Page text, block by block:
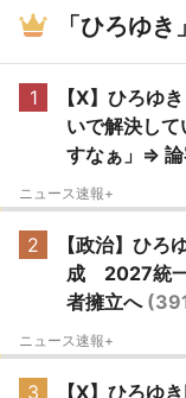
「ひろゆ
1
【X】ひろゆ
いで解決し
すなぁ」⇒ 論
ニュース速報+
2
【政治】ひろ
成 2027統一
者擁立へ
ニュース速報+
3
【X】ひろゆ